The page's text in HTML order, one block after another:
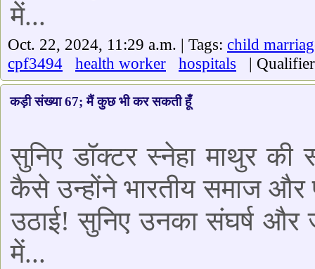
में...
Oct. 22, 2024, 11:29 a.m. | Tags: child
cpf3494
health worker hospitals |
कड़ी संख्या 67; मैं कुछ भी कर सकती हूँ
सुनिए डॉक्टर स्नेहा माथुर
कैसे उन्होंने भारतीय समाज और
उठाई! सुनिए उनका संघर्ष और
में...